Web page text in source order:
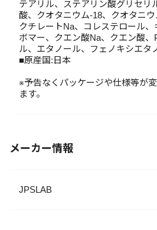
テアリル、ステアリン酸グリセリ
酸、クオタニウム-18、クオタニ
クチレートNa、コレステロール
ボマー、クエン酸Na、クエン酸
ル、エタノール、フェノキシエタ
■原産国:日本
※予告なくパッケージや仕様等が
ます。
メーカー情報
JPSLAB